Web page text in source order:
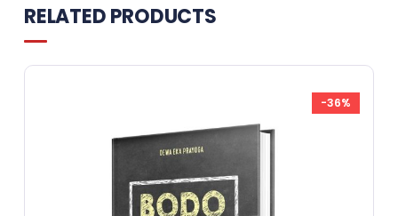
RELATED PRODUCTS
-36%